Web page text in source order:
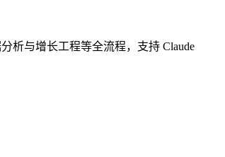
析与增长工程等全流程，支持 Claude